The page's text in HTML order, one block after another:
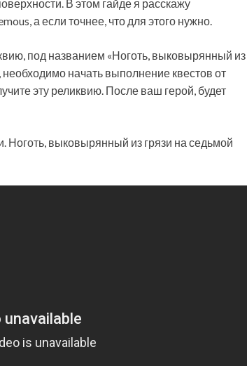
В этом гайде я расскажу
а если точнее, что для этого нужно.
под названием «Ноготь, выковырянный из
начать выполнение квестов от
эту реликвию. После ваш герой, будет
Ноготь, выковырянный из грязи на седьмой